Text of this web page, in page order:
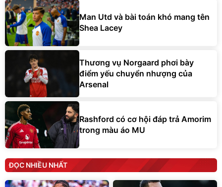
Man Utd và bài toán khó mang tên
Shea Lacey
Thương vụ Norgaard phơi bày
điểm yếu chuyển nhượng của
Arsenal
Rashford có cơ hội đáp trả Amorim
trong màu áo MU
ĐỌC NHIỀU NHẤT